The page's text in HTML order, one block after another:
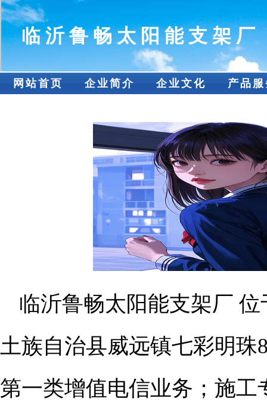
临沂鲁畅太阳能支架厂
网站首页 企业简介 企业文化 产品
临沂鲁畅太阳能支架厂
土族自治县威远镇七彩明珠
第一类增值电信业务；施